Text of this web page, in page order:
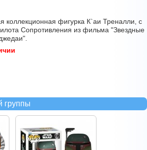
коллекционная фигурка К`аи Треналли, с
Сопротивления из фильма "Звездные
группы